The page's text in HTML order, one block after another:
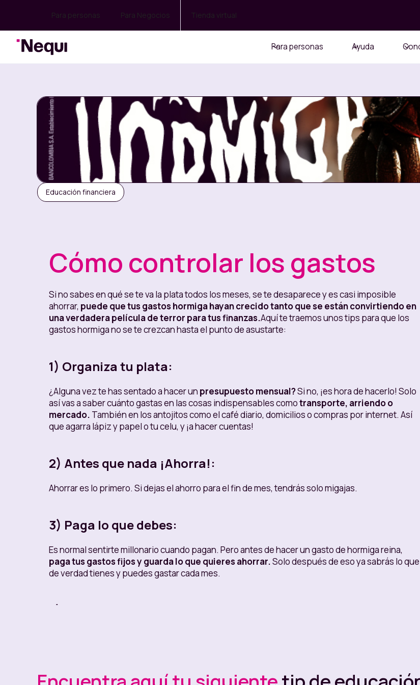
Para personas Para Negocios Tienda virtual
Para personas Ayuda
Educación financiera
Cómo controlar los gastos
Si no sabes en qué se te va la plata todos los meses, se te desaparece y es casi imposible
ahorrar, puede que tus gastos hormiga hayan crecido tanto que se están convirtiendo en
una verdadera película de terror para tus finanzas.Aquí te traemos unos tips para que los
gastos hormiga no se te crezcan hasta el punto de asustarte:
1) Organiza tu plata:
¿Alguna vez te has sentado a hacer un presupuesto mensual?Si no, ¡es hora de hacerlo! Solo
así vas a saber cuánto gastas en las cosas indispensables comotransporte, arriendo o
mercado. También en los antojitos como el café diario, domicilios o compras por internet. Así
que agarra lápiz y papel o tu celu, y ¡a hacer cuentas!
2) Antes que nada ¡Ahorra!:
Ahorrar es lo primero. Si dejas el ahorro para el fin de mes, tendrás solo migajas.
3) Paga lo que debes:
Es normal sentirte millonario cuando pagan. Pero antes de hacer un gasto de hormiga reina,
paga tus gastos fijos y guarda lo que quieres ahorrar.Solo después de eso ya sabrás lo que
de verdad tienes y puedes gastar cada mes.
4) Controla tu presupuesto con Bolsillos: